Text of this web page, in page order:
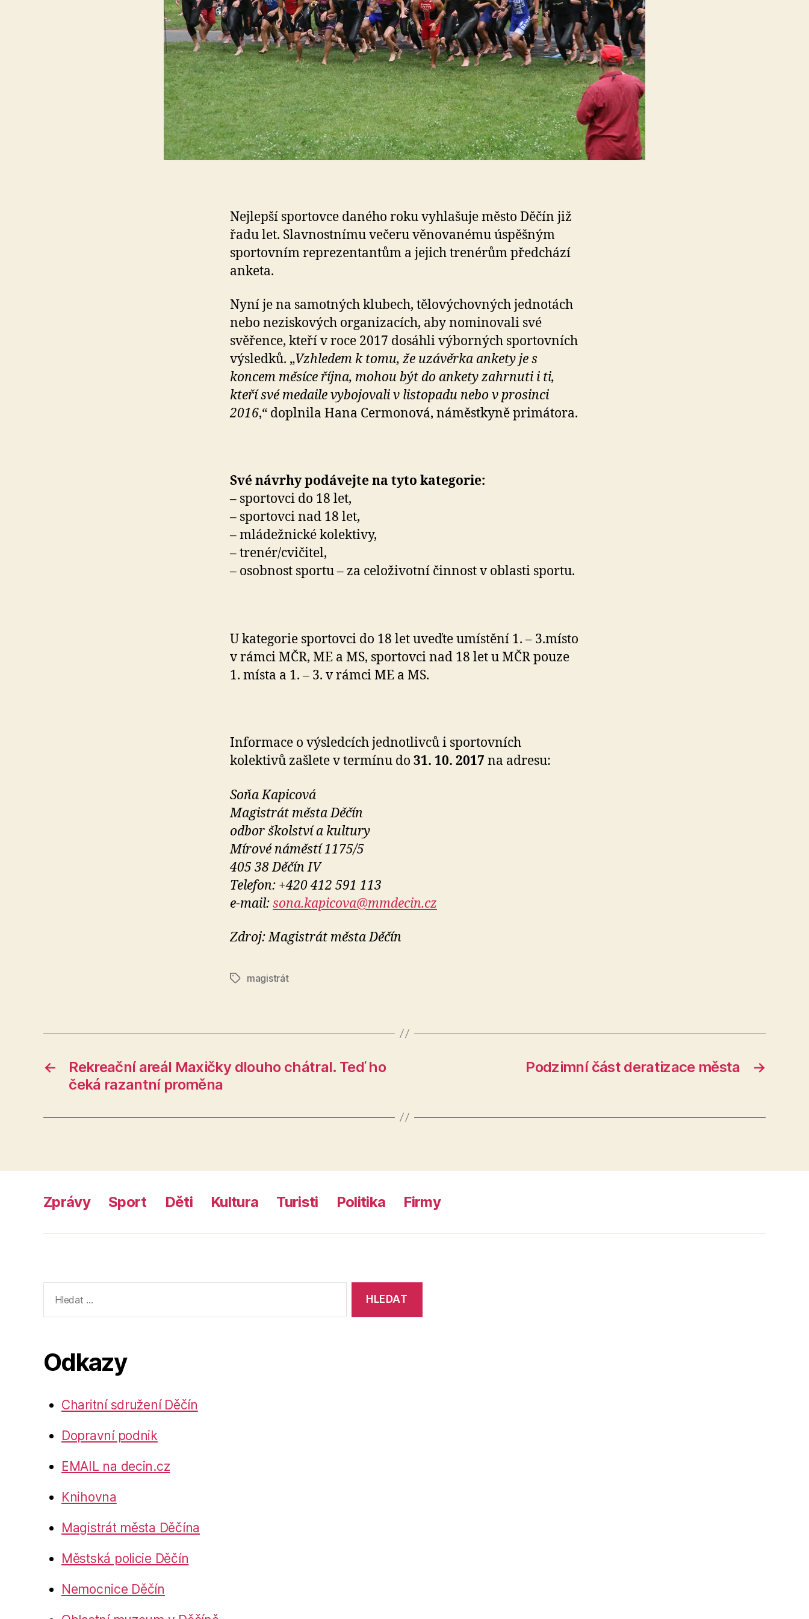
Nejlepší sportovce daného roku vyhlašuje město Děčín již
řadu let. Slavnostnímu večeru věnovanému úspěšným
sportovním reprezentantům a jejich trenérům předchází
anketa.
Nyní je na samotných klubech, tělovýchovných jednotách
nebo neziskových organizacích, aby nominovali své
svěřence, kteří v roce 2017 dosáhli výborných sportovních
výsledků. „Vzhledem k tomu, že uzávěrka ankety je s
koncem měsíce října, mohou být do ankety zahrnuti i ti,
kteří své medaile vybojovali v listopadu nebo v prosinci
2016,“ doplnila Hana Cermonová, náměstkyně primátora.
Své návrhy podávejte na tyto kategorie:
– sportovci do 18 let,
– sportovci nad 18 let,
– mládežnické kolektivy,
– trenér/cvičitel,
– osobnost sportu – za celoživotní činnost v oblasti sportu.
U kategorie sportovci do 18 let uveďte umístění 1. – 3.místo
v rámci MČR, ME a MS, sportovci nad 18 let u MČR pouze
1. místa a 1. – 3. v rámci ME a MS.
Informace o výsledcích jednotlivců i sportovních
kolektivů zašlete v termínu do 31. 10. 2017 na adresu:
Soňa Kapicová
Magistrát města Děčín
odbor školství a kultury
Mírové náměstí 1175/5
405 38 Děčín IV
Telefon: +420 412 591 113
e-mail:sona.kapicova@mmdecin.cz
Zdroj: Magistrát města Děčín
Štítkymagistrát
←
Rekreační areál Maxičky dlouho chátral. Teď ho
čeká razantní proměna
→
Podzimní část deratizace města
Zprávy Sport Děti Kultura Turisti Politika Firmy
vyhledávání:
Odkazy
Charitní sdružení Děčín
Dopravní podnik
EMAIL na decin.cz
Knihovna
Magistrát města Děčína
Městská policie Děčín
Nemocnice Děčín